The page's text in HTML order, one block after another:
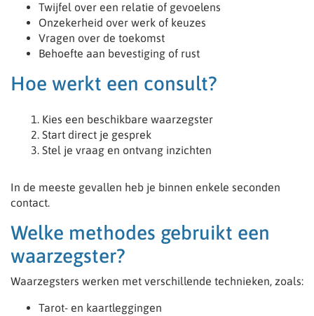
Twijfel over een relatie of gevoelens
Onzekerheid over werk of keuzes
Vragen over de toekomst
Behoefte aan bevestiging of rust
Hoe werkt een consult?
Kies een beschikbare waarzegster
Start direct je gesprek
Stel je vraag en ontvang inzichten
In de meeste gevallen heb je binnen enkele seconden
contact.
Welke methodes gebruikt een
waarzegster?
Waarzegsters werken met verschillende technieken, zoals:
Tarot- en kaartleggingen